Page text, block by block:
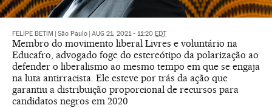
FELIPE BETIM São Paulo AUG 21, 2021 - 11:20 EDT
Membro do movimento liberal Livres e voluntário na
Educafro, advogado foge do estereótipo da polarização ao
defender o liberalismo ao mesmo tempo em que se engaja
na luta antirracista. Ele esteve por trás da ação que
garantiu a distribuição proporcional de recursos para
candidatos negros em 2020